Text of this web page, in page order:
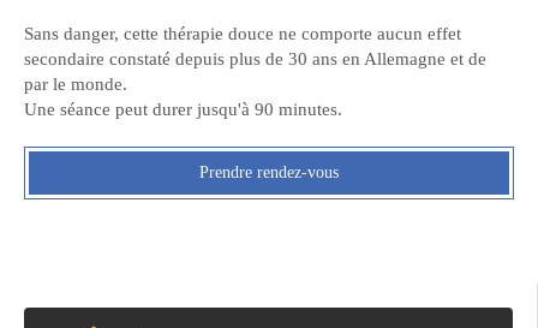
Sans danger, cette thérapie douce ne comporte aucun effet
secondaire constaté depuis plus de 30 ans en Allemagne et de
par le monde.
Une séance peut durer jusqu'à 90 minutes.
Prendre rendez-vous